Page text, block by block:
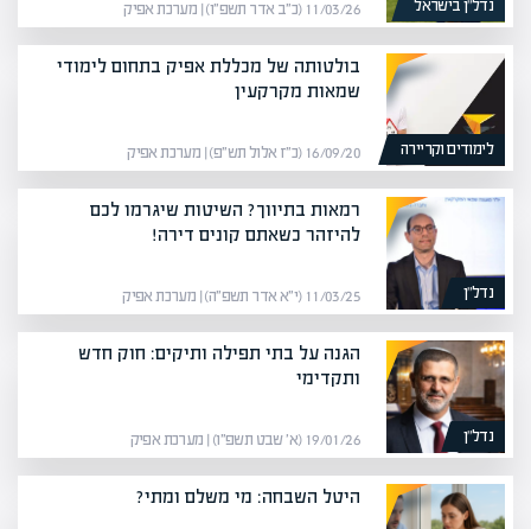
נדל”ן בישראל 11/03/26 (כ״ב אדר תשפ״ו) | מערכת אפיק
לימודים וקריירה
בולטותה של מכללת אפיק בתחום לימודי
שמאות מקרקעין
16/09/20 (כ״ז אלול תש״פ) | מערכת אפיק
נדל”ן
רמאות בתיווך? השיטות שיגרמו לכם
להיזהר כשאתם קונים דירה!
11/03/25 (י״א אדר תשפ״ה) | מערכת אפיק
נדל”ן
הגנה על בתי תפילה ותיקים: חוק חדש
ותקדימי
19/01/26 (א׳ שבט תשפ״ו) | מערכת אפיק
היטל השבחה: מי משלם ומתי?